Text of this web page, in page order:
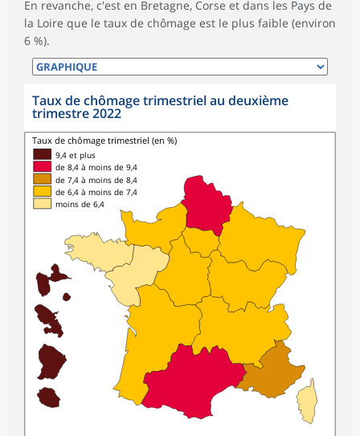
En revanche, c'est en Bretagne, Corse et dans les Pays de
la Loire que le taux de chômage est le plus faible (environ
6 %).
Taux de chômage trimestriel au deuxième
trimestre 2022
Taux de chômage trimestriel (en %)
moins de 6,4
de 6,4 à moins de 7,4
de 7,4 à moins de 8,4
de 8,4 à moins de 9,4
9,4 et plus